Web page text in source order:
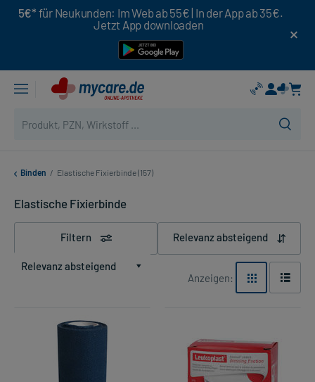
5€* für Neukunden: Im Web ab 55€ | In der App ab 35€.
Jetzt App downloaden
Binden / Elastische Fixierbinde (157)
Elastische Fixierbinde
Filtern Relevanz absteigend
Relevanz absteigend
Anzeigen: